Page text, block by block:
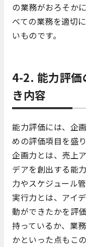
の業務がおろそか
べての業務を適切
いものです。
4-2. 能力評価
き内容
能力評価には、企
めの評価項目を盛
企画力とは、売上
デアを創出する能
力やスケジュール
実行力とは、アイ
動ができたかを評
持っているか、業
かといった点もこ